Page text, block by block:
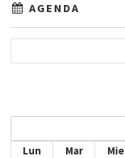
AGENDA
Lun Mar Mie